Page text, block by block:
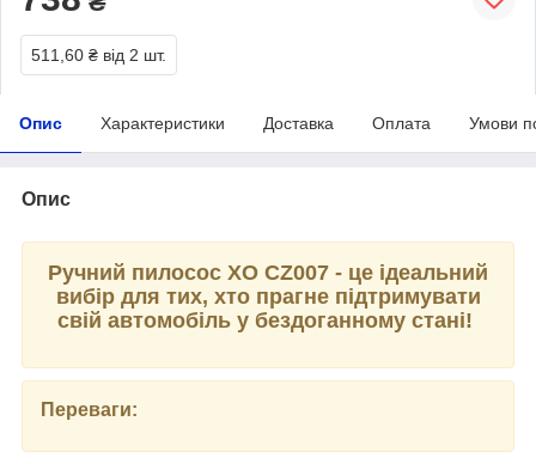
511,60 ₴ від 2 шт.
Опис Характеристики Доставка Оплата Умови
Опис
Ручний пилосос XO CZ007 - це ідеальний
вибір для тих, хто прагне підтримувати
свій автомобіль у бездоганному стані!
Переваги: